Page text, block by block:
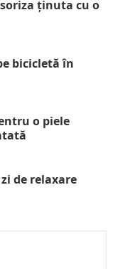
ținuta cu o
bicicletă în
o piele
de relaxare